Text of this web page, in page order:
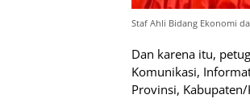
Staf Ahli Bidang Ekonomi
Dan karena itu,
Komunikasi,
Provinsi,